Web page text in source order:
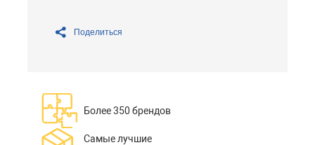
Поделиться
Более 350 брендов
Самые лучшие